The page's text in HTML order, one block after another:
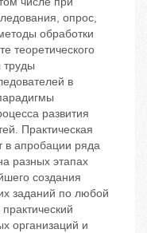
опрос,
обработки
теоретического
труды
в
развития
Практическая
в апробации ряда
разных этапах
создания
заданий по любой
организаций и